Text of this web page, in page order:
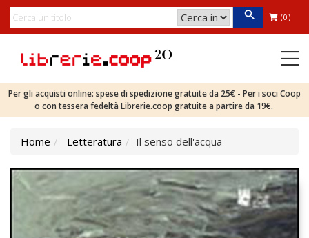
(0)
Per gli acquisti online: spese di spedizione gratuite da 25€ - Per i soci Coop
o con tessera fedeltà Librerie.coop gratuite a partire da 19€.
Home Letteratura Il senso dell'acqua